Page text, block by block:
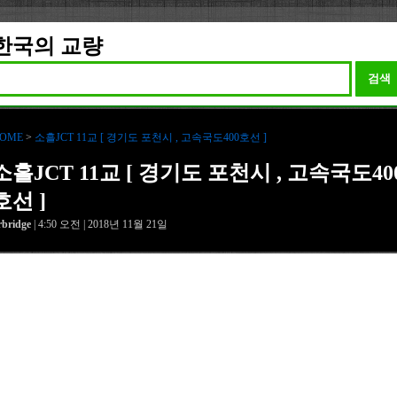
국의 교량
검색
> 소흘JCT 11교 [ 경기도 포천시 , 고속국도400호선 ]
흘JCT 11교 [ 경기도 포천시 , 고속국도
선 ]
| 4:50 오전 | 2018년 11월 21일